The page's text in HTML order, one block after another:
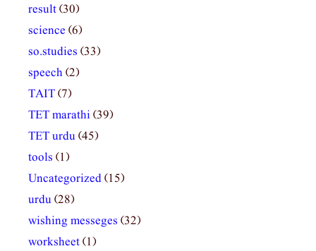
result(30)
science (6)
so.studies (33)
speech(2)
TAIT(7)
TET marathi(39)
TET urdu(45)
tools (1)
Uncategorized(15)
urdu(28)
wishing messeges (32)
worksheet(1)